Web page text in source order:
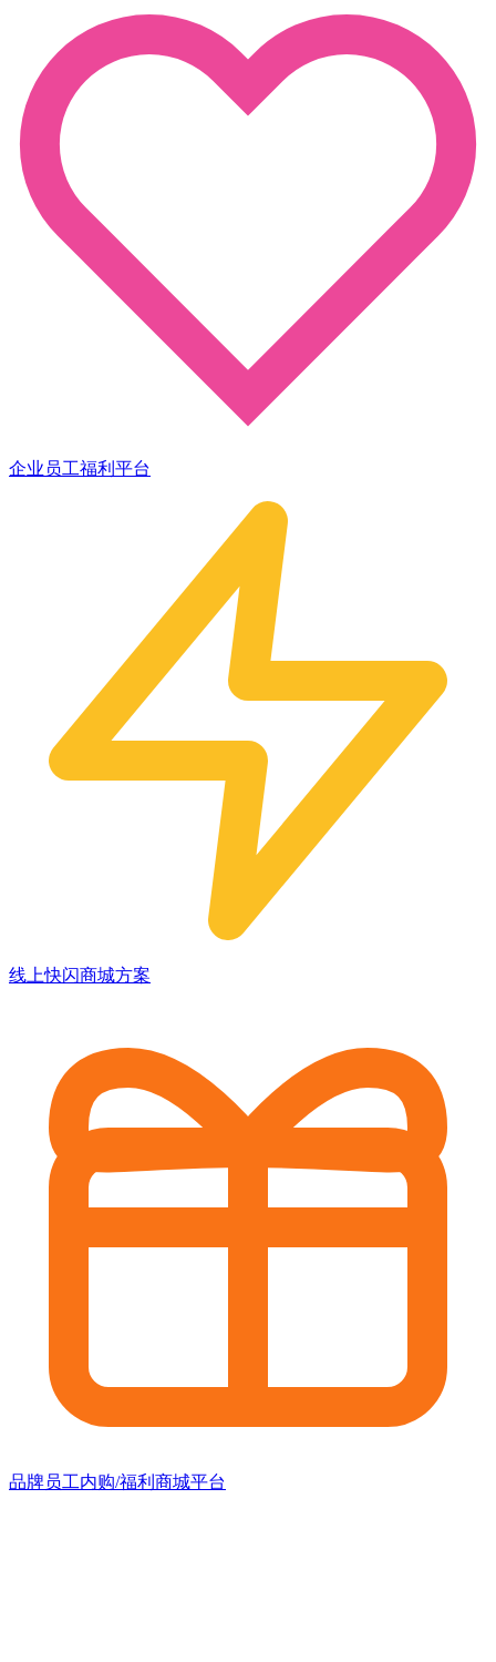
企业员工福利平台
线上快闪商城方案
品牌员工内购/福利商城平台